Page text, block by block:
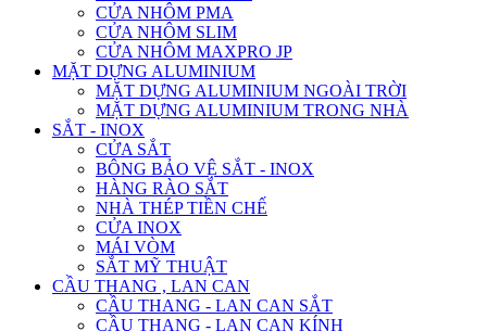
CỬA NHÔM PMA
CỬA NHÔM SLIM
CỬA NHÔM MAXPRO JP
MẶT DỰNG ALUMINIUM
MẶT DỰNG ALUMINIUM NGOÀI TRỜI
MẶT DỰNG ALUMINIUM TRONG NHÀ
SẮT - INOX
CỬA SẮT
BÔNG BẢO VỆ SẮT - INOX
HÀNG RÀO SẮT
NHÀ THÉP TIỀN CHẾ
CỬA INOX
MÁI VÒM
SẮT MỸ THUẬT
CẦU THANG , LAN CAN
CẦU THANG - LAN CAN SẮT
CẦU THANG - LAN CAN KÍNH